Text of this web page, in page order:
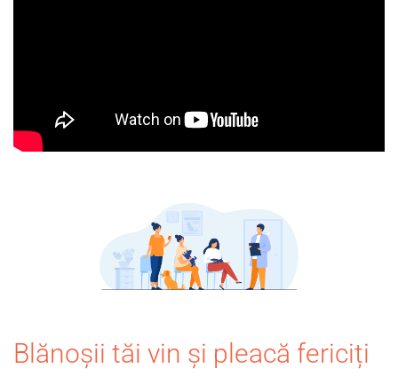
Blănoșii tăi vin și pleacă fericiți